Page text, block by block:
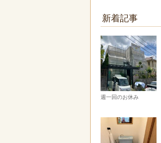
新着記事
週一回のお休み